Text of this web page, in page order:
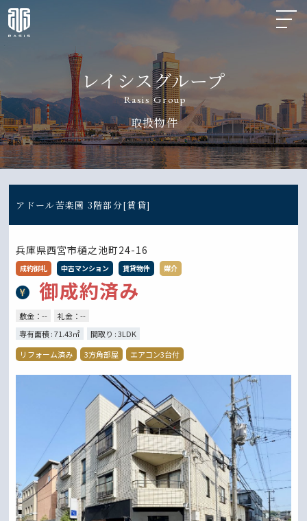
レイシスグループ
Rasis Group
取扱物件
アドール苦楽園 3階部分[賃貸]
兵庫県西宮市樋之池町24-16
成約御礼 中古マンション 賃貸物件 媒介
御成約済み
敷金：--
礼金：--
専有面積 : 71.43㎡
間取り : 3LDK
リフォーム済み
3方角部屋 エアコン3台付